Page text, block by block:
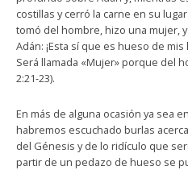
costillas y cerró la carne en su
tomó del hombre, hizo una mujer,
Adán: ¡Esta sí que es hueso de
Será llamada «Mujer» porque del
2:21-23).
En más de alguna ocasión ya sea
habremos escuchado burlas
del Génesis y de lo ridículo que
partir de un pedazo de hueso se